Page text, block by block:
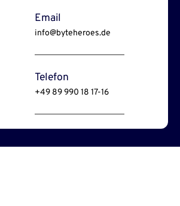
Email
info@byteheroes.de
Telefon
+49 89 990 18 17-16